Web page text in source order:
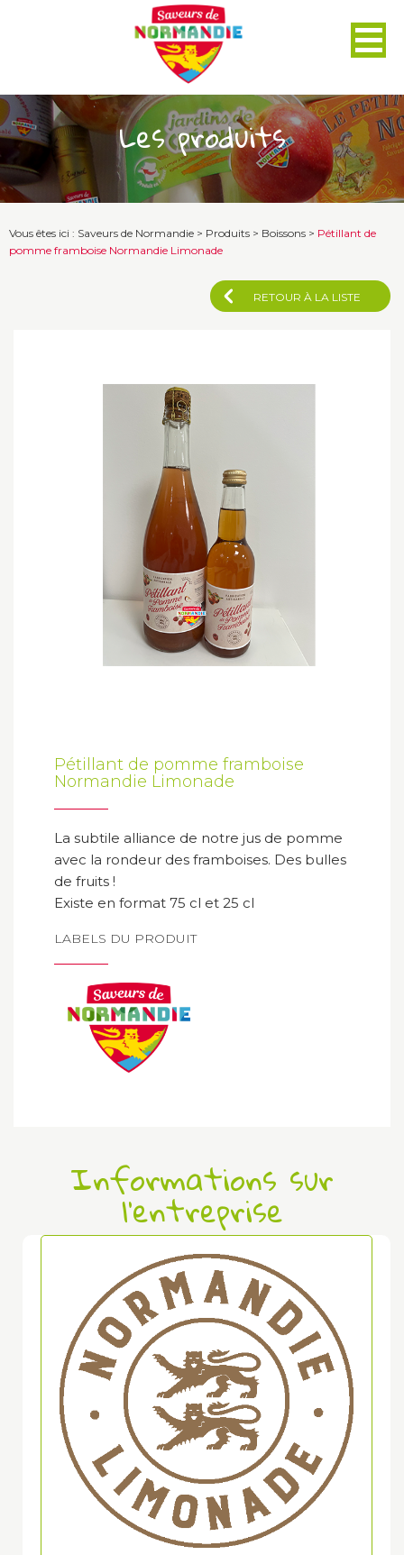
Les produits
Vous êtes ici : Saveurs de Normandie > Produits > Boissons > Pétillant de
pomme framboise Normandie Limonade
RETOUR À LA LISTE
Pétillant de pomme framboise
Normandie Limonade
La subtile alliance de notre jus de pomme
avec la rondeur des framboises. Des bulles
de fruits !
Existe en format 75 cl et 25 cl
LABELS DU PRODUIT
Informations sur
l'entreprise
Panneau de gestion des cookies